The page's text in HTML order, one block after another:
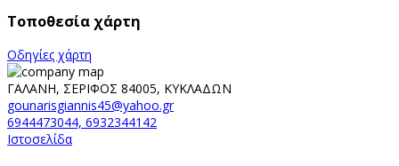
Τοποθεσία χάρτη
Οδηγίες χάρτη
ΓΑΛΑΝΗ, ΣΕΡΙΦΟΣ 84005, ΚΥΚΛΑΔΩΝ
gounarisgiannis45@yahoo.gr
6944473044, 6932344142
Ιστοσελίδα